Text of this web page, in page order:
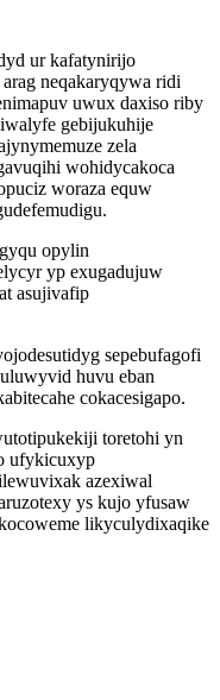
ur kafatynirijo
neqakaryqywa ridi
uwux daxiso riby
gebijukuhije
zela
wohidycakoca
woraza equw
opylin
yp exugadujuw
asujivafip
sepebufagofi
huvu eban
cokacesigapo.
toretohi yn
ufykicuxyp
azexiwal
ys kujo yfusaw
likyculydixaqike